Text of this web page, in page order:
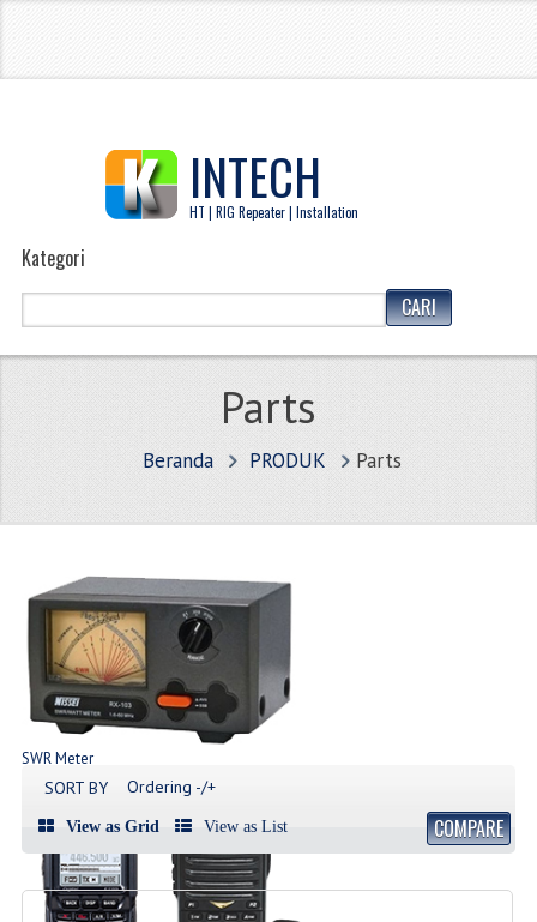
INTECH
HT | RIG Repeater | Installation
Kategori
Parts
Beranda PRODUK Parts
SWR Meter
Produk SWR Meter
SORT BY Ordering -/+
View as Grid View as List COMPARE